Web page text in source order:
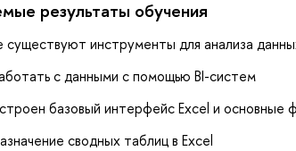
результаты обучения
существуют инструменты для анализа
с данными с помощью BI-систем
базовый интерфейс Excel и основные
сводных таблиц в Excel